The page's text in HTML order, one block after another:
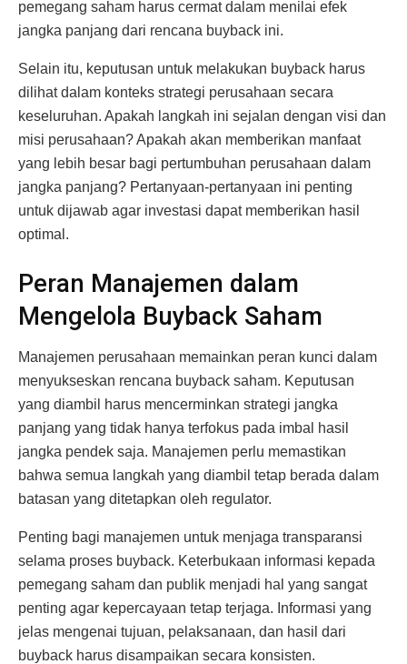
pemegang saham harus cermat dalam menilai efek
jangka panjang dari rencana buyback ini.
Selain itu, keputusan untuk melakukan buyback harus
dilihat dalam konteks strategi perusahaan secara
keseluruhan. Apakah langkah ini sejalan dengan visi dan
misi perusahaan? Apakah akan memberikan manfaat
yang lebih besar bagi pertumbuhan perusahaan dalam
jangka panjang? Pertanyaan-pertanyaan ini penting
untuk dijawab agar investasi dapat memberikan hasil
optimal.
Peran Manajemen dalam
Mengelola Buyback Saham
Manajemen perusahaan memainkan peran kunci dalam
menyukseskan rencana buyback saham. Keputusan
yang diambil harus mencerminkan strategi jangka
panjang yang tidak hanya terfokus pada imbal hasil
jangka pendek saja. Manajemen perlu memastikan
bahwa semua langkah yang diambil tetap berada dalam
batasan yang ditetapkan oleh regulator.
Penting bagi manajemen untuk menjaga transparansi
selama proses buyback. Keterbukaan informasi kepada
pemegang saham dan publik menjadi hal yang sangat
penting agar kepercayaan tetap terjaga. Informasi yang
jelas mengenai tujuan, pelaksanaan, dan hasil dari
buyback harus disampaikan secara konsisten.